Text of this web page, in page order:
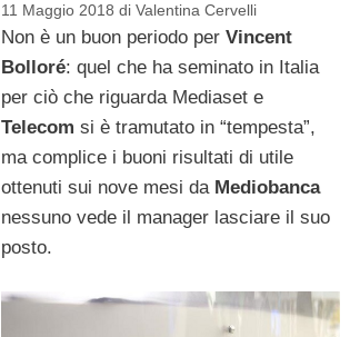
11 Maggio 2018 di Valentina Cervelli
Non è un buon periodo per Vincent
Bolloré: quel che ha seminato in Italia
per ciò che riguarda Mediaset e
Telecom si è tramutato in “tempesta”,
ma complice i buoni risultati di utile
ottenuti sui nove mesi da Mediobanca
nessuno vede il manager lasciare il suo
posto.